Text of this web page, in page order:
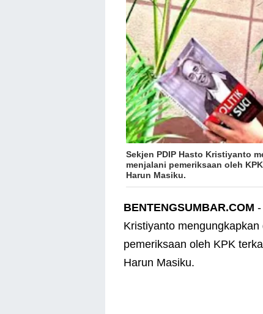
Sekjen PDIP Hasto Kristiyanto
menjalani pemeriksaan oleh
Harun Masiku.
BENTENGSUMBAR.COM
Kristiyanto
pemeriksaan oleh KPK
Harun Masiku.